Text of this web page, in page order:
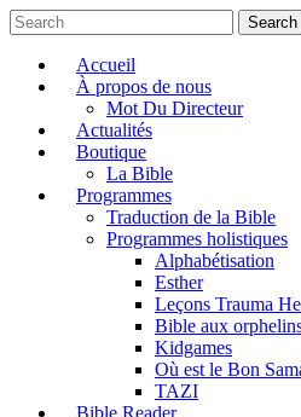
Search
Accueil
À propos de nous
Mot Du Directeur
Actualités
Boutique
La Bible
Programmes
Traduction de la Bible
Programmes holistiques
Alphabétisation
Esther
Leçons Trauma
Bible aux
Kidgames
Où est le Bon
TAZI
Bible Reader